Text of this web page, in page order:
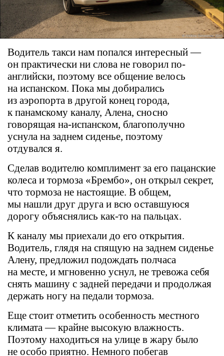
Водитель такси нам попался интересный —
он практически ни слова не говорил по-
английски, поэтому все общение велось
на испанском. Пока мы добирались
из аэропорта в другой конец города,
к панамскому каналу, Алена, сносно
говорящая на-испанском, благополучно
уснула на заднем сиденье, поэтому
отдувался я.
Сделав водителю комплимент за его пацанские
колеса и тормоза «Брембо», он открыл секрет,
что тормоза не настоящие. В общем,
мы нашли друг друга и всю оставшуюся
дорогу объяснялись как-то на пальцах.
К каналу мы приехали до его открытия.
Водитель, глядя на спящую на заднем сиденье
Алену, предложил подождать полчаса
на месте, и мгновенно уснул, не тревожа себя
снять машину с задней передачи и продолжая
держать ногу на педали тормоза.
Еще стоит отметить особенность местного
климата — крайне высокую влажность.
Поэтому находиться на улице в жару было
не особо приятно. Немного побегав